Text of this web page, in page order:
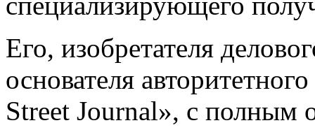
Его, изобретателя
основателя
Street Journal», с полным